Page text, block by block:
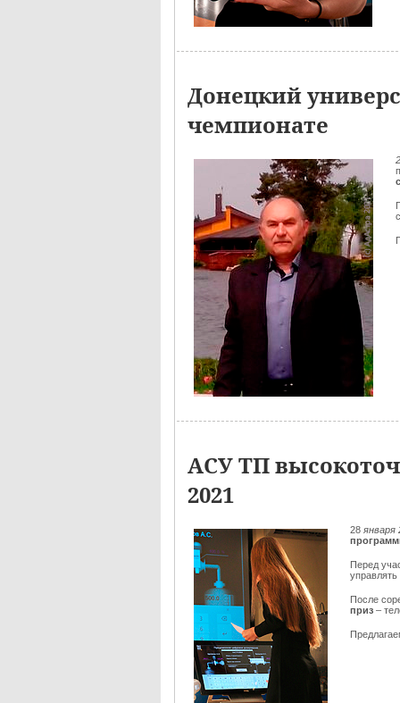
Донецкий
чемпионате
АСУ ТП
2021
28 января
Перед
После
приз –